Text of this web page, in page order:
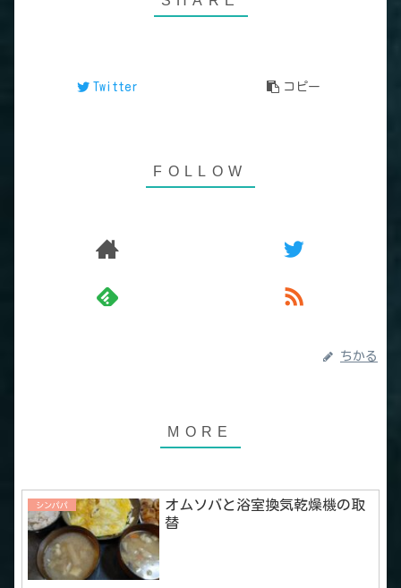
Twitter コピー
ちかる
シンパパ
オムソバと浴室換気乾燥機の取
替